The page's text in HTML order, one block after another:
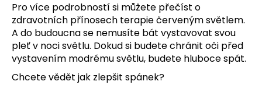
Pro více podrobností si můžete přečíst o
zdravotních přínosech terapie červeným světlem.
A do budoucna se nemusíte bát vystavovat svou
pleť v noci světlu. Dokud si budete chránit oči před
vystavením modrému světlu, budete hluboce spát.
Chcete vědět jak zlepšit spánek?